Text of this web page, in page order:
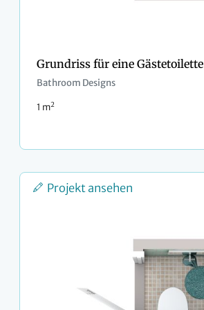
Grundriss für eine Gästetoilette
Bathroom Designs
1 m2
Projekt ansehen